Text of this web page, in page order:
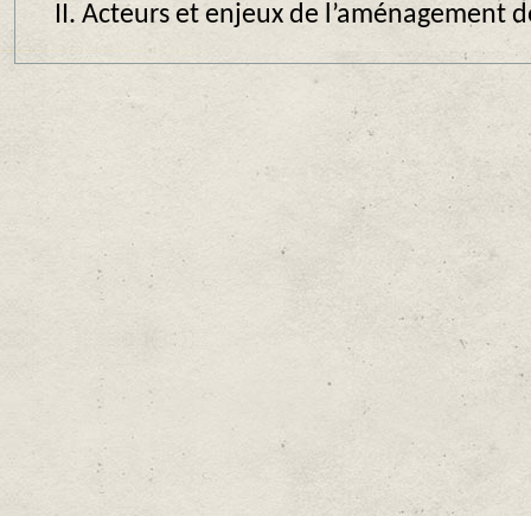
II. Acteurs et enjeux de l’aménagement